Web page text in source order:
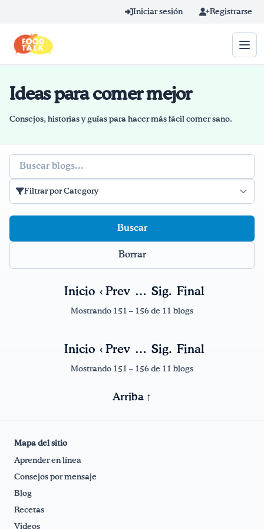
Iniciar sesión Registrarse
Término de búsqueda
Home
Blog
Recetas
¡Bebe agua, Georgia!
Ideas para comer mejor
Consejos, historias y guías para hacer más fácil comer sano.
Buscar
Filtrar por Category
Borrar
Inicio ‹ Prev … Sig. Final
Mostrando 151 – 156 de 11 blogs
Inicio ‹ Prev … Sig. Final
Mostrando 151 – 156 de 11 blogs
Arriba ↑
Mapa del sitio
Aprender en línea
Consejos por mensaje
Blog
Recetas
Videos